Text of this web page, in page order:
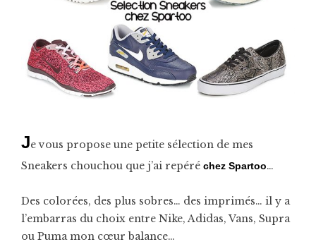
Je vous propose une petite sélection de mes
Sneakers chouchou que j’ai repéré chez Spartoo…
Des colorées, des plus sobres… des imprimés… il y a
l’embarras du choix entre Nike, Adidas, Vans, Supra
ou Puma mon cœur balance…